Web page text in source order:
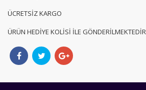
ÜCRETSİZ KARGO
ÜRÜN HEDİYE KOLİSİ İLE GÖNDERİLMEKTEDİR